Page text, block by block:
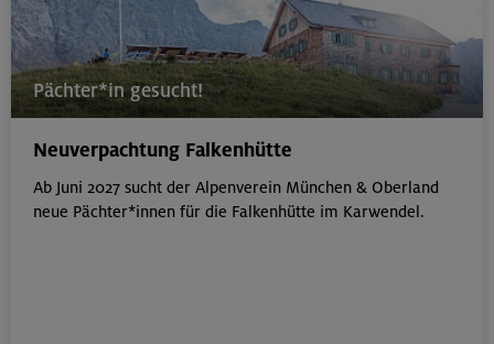
17./18./19.08.26
Aufbaukurs Klettern indoor (3 Termine)
17./18./19.08.26
Pächter*in gesucht!
Neuverpachtung Falkenhütte
Ab Juni 2027 sucht der Alpenverein München & Oberland
neue Pächter*innen für die Falkenhütte im Karwendel.